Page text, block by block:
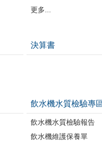
更多...
決算書
飲水機水質檢驗專
飲水機水質檢驗報告
飲水機維護保養單